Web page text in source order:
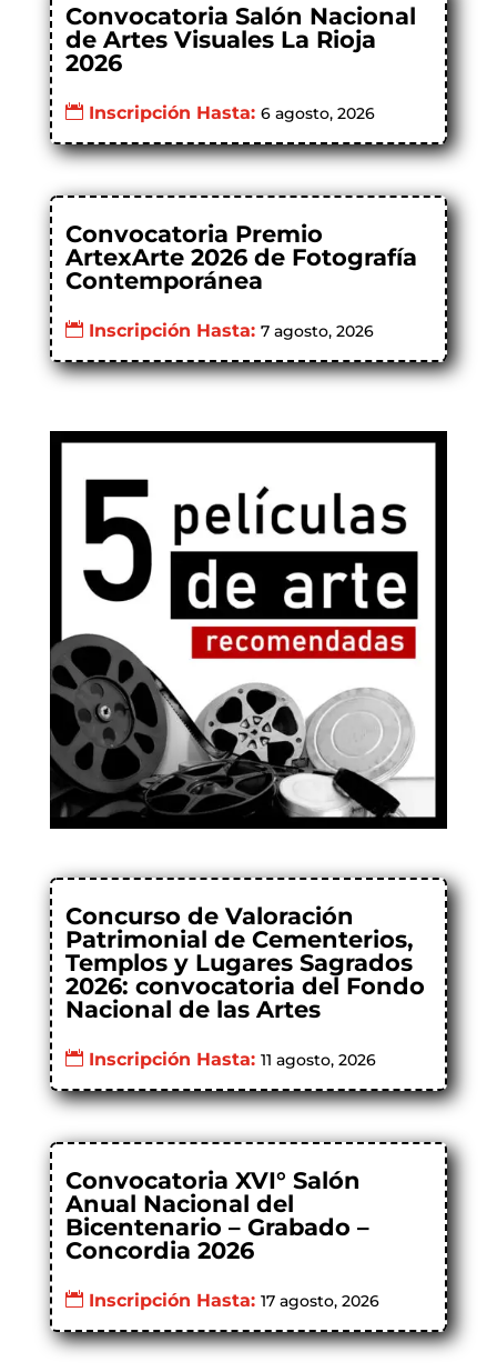
Convocatoria Salón Nacional
de Artes Visuales La Rioja
2026
Inscripción Hasta: 6 agosto, 2026
Convocatoria Premio
ArtexArte 2026 de Fotografía
Contemporánea
Inscripción Hasta: 7 agosto, 2026
Concurso de Valoración
Patrimonial de Cementerios,
Templos y Lugares Sagrados
2026: convocatoria del Fondo
Nacional de las Artes
Inscripción Hasta: 11 agosto, 2026
Convocatoria XVI° Salón
Anual Nacional del
Bicentenario – Grabado –
Concordia 2026
Inscripción Hasta: 17 agosto, 2026